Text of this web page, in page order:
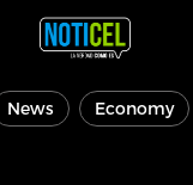
News Economy